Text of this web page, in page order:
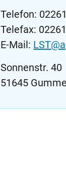
Telefon:
Telefax:
E-Mail:
Sonnenstr. 40
51645